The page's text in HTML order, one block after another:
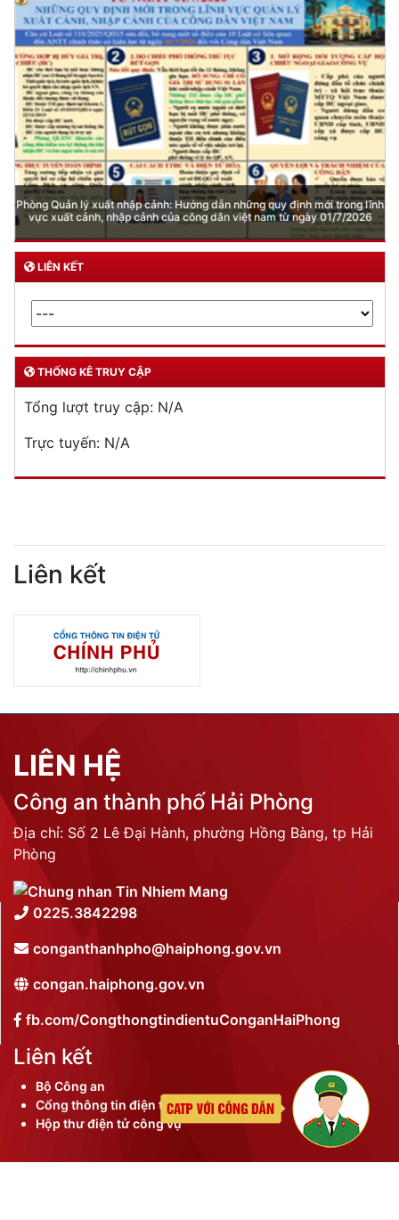
Phòng Quản lý xuất nhập cảnh: Hướng dẫn những quy định mới trong lĩnh
vực xuất cảnh, nhập cảnh của công dân việt nam từ ngày 01/7/2026
LIÊN KẾT
THỐNG KÊ TRUY CẬP
Tổng lượt truy cập: N/A
Trực tuyến: N/A
Liên kết
LIÊN HỆ
Công an thành phố Hải Phòng
Địa chỉ: Số 2 Lê Đại Hành, phường Hồng Bàng, tp Hải
Phòng
0225.3842298
conganthanhpho@haiphong.gov.vn
congan.haiphong.gov.vn
fb.com/CongthongtindientuConganHaiPhong
Liên kết
Bộ Công an
Cổng thông tin điện tử thành phố
Hộp thư điện tử công vụ